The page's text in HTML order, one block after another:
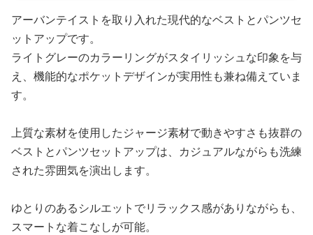
アーバンテイストを取り入れた現代的なベストとパンツセ
ットアップです。
ライトグレーのカラーリングがスタイリッシュな印象を与
え、機能的なポケットデザインが実用性も兼ね備えていま
す。
上質な素材を使用したジャージ素材で動きやすさも抜群の
ベストとパンツセットアップは、カジュアルながらも洗練
された雰囲気を演出します。
ゆとりのあるシルエットでリラックス感がありながらも、
スマートな着こなしが可能。